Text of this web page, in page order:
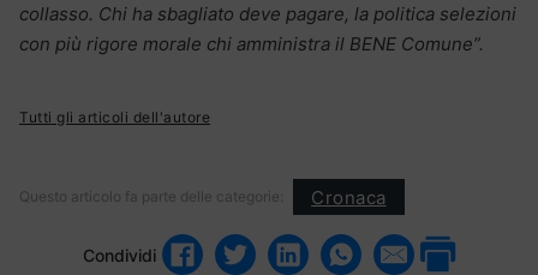
collasso. Chi ha sbagliato deve pagare, la politica selezioni
con più rigore morale chi amministra il BENE Comune”.
Tutti gli articoli dell'autore
Questo articolo fa parte delle categorie: Cronaca
Condividi